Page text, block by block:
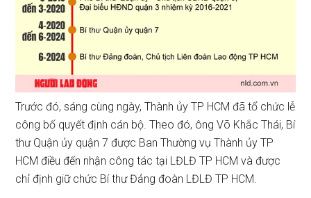
Trước đó, sáng cùng ngày, Thành ủy TP HCM đã tổ chức lễ
công bố quyết định cán bộ. Theo đó, ông Võ Khắc Thái, Bí
thư Quận ủy quận 7 được Ban Thường vụ Thành ủy TP
HCM điều đến nhận công tác tại LĐLĐ TP HCM và được
chỉ định giữ chức Bí thư Đảng đoàn LĐLĐ TP HCM.